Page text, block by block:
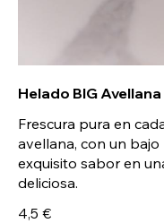
Helado BIG Avellana
Frescura pura en
avellana, con un
exquisito sabor en
deliciosa.
4,5 €